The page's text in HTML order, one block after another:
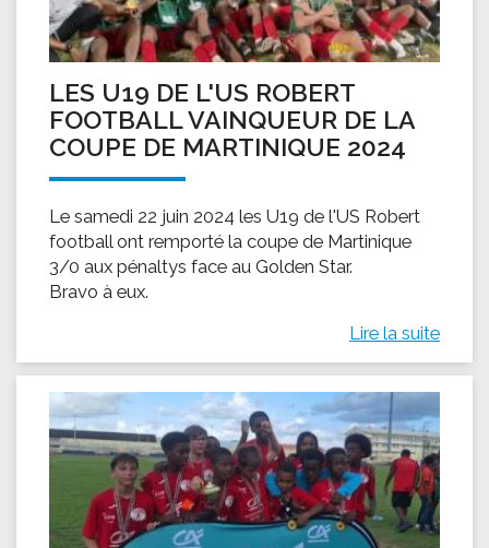
LES U19 DE L'US ROBERT
FOOTBALL VAINQUEUR DE LA
COUPE DE MARTINIQUE 2024
Le samedi 22 juin 2024 les U19 de l'US Robert
football ont remporté la coupe de Martinique
3/0 aux pénaltys face au Golden Star.
Bravo à eux.
Lire la suite